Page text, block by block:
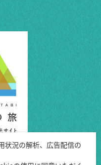
状況の解析、広告配信の